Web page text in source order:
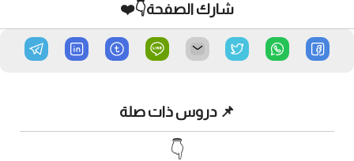
شارك الصفحة👇❤️
📌 دروس ذات صلة
👇